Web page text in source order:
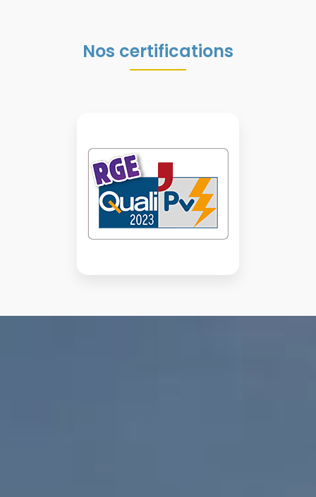
Nos certifications